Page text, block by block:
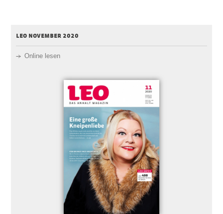
leo november 2020
Online lesen